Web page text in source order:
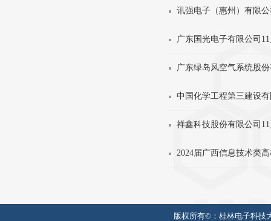
讯强电子（惠州）有限
广东国光电子有限公司
广东绿岛风空气系统股
中国化学工程第三建设
祥鑫科技股份有限公司
2024届广西信息技术类
版权所有©： 桂林电子科技